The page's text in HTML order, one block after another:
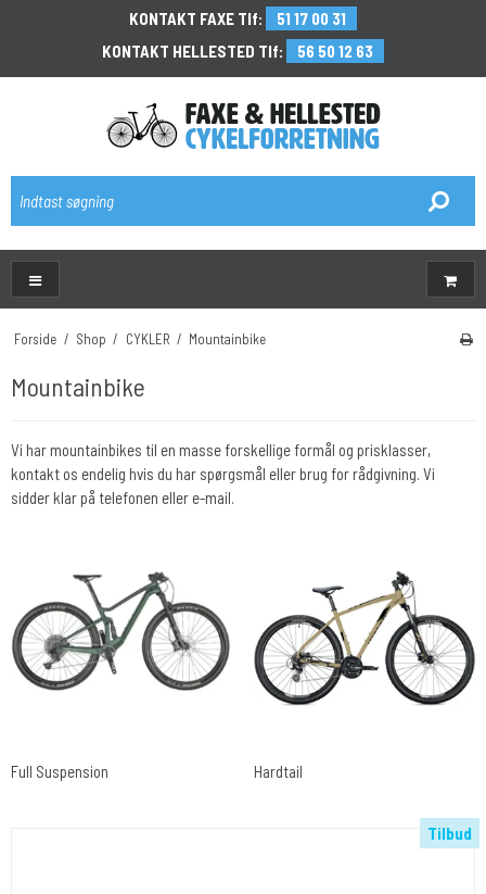
KONTAKT FAXE Tlf:
51 17 00 31
KONTAKT HELLESTED Tlf:
56 50 12 63
Forside / Shop / CYKLER / Mountainbike
Mountainbike
Vi har mountainbikes til en masse forskellige formål og prisklasser,
kontakt os endelig hvis du har spørgsmål eller brug for rådgivning. Vi
sidder klar på telefonen eller e-mail.
Full Suspension Hardtail
Tilbud